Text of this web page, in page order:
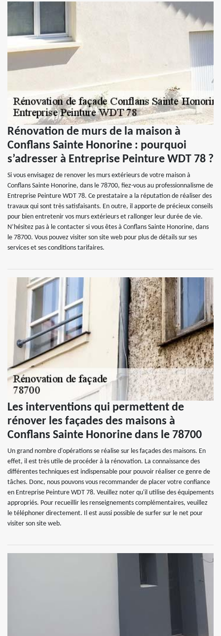
Rénovation de murs de la maison à
Conflans Sainte Honorine : pourquoi
s’adresser à Entreprise Peinture WDT 78 ?
Si vous envisagez de renover les murs extérieurs de votre maison à
Conflans Sainte Honorine, dans le 78700, fiez-vous au professionnalisme de
Entreprise Peinture WDT 78. Ce prestataire a la réputation de réaliser des
travaux qui sont très satisfaisants. En outre, il apporte de précieux conseils
pour bien entretenir vos murs extérieurs et rallonger leur durée de vie.
N’hésitez pas à le contacter si vous êtes à Conflans Sainte Honorine, dans
le 78700. Vous pouvez visiter son site web pour plus de détails sur ses
services et ses conditions tarifaires.
Les interventions qui permettent de
rénover les façades des maisons à
Conflans Sainte Honorine dans le 78700
Un grand nombre d'opérations se réalise sur les façades des maisons. En
effet, il est très utile de procéder à la rénovation. La connaissance des
différentes techniques est indispensable pour pouvoir réaliser ce genre de
tâches. Donc, nous pouvons vous recommander de placer votre confiance
en Entreprise Peinture WDT 78. Veuillez noter qu'il utilise des équipements
appropriés. Pour recueillir les renseignements complémentaires, veuillez
le téléphoner directement. Il est aussi possible de surfer sur le net pour
visiter son site web.